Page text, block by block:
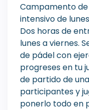
Campamento
intensivo de
Dos horas de
lunes a viernes.
de pádel con
progreses en tu
de partido de
participantes y
ponerlo todo en